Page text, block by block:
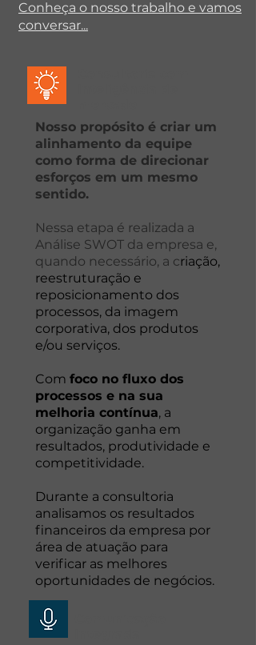
Conheça o nosso trabalho e vamos
conversar...
Nosso propósito é criar um
alinhamento da equipe
como forma de direcionar
esforços em um mesmo
sentido.
Nessa etapa é realizada a
Análise SWOT da empresa e,
quando necessário, a criação,
reestruturação e
reposicionamento dos
processos, da imagem
corporativa, dos produtos
e/ou serviços.
Com foco no fluxo dos
processos e na sua
melhoria contínua, a
organização ganha em
resultados, produtividade e
competitividade.
Durante a consultoria
analisamos os resultados
financeiros da empresa por
área de atuação para
verificar as melhores
oportunidades de negócios.